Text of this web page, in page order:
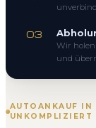
AUTOANKAUF
UNKOMPLIZIERT
03
Wir holen
und